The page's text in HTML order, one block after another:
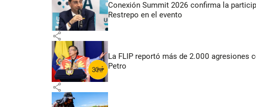
Conexión Summit 2026 confirma la
Restrepo en el evento
share
La FLIP reportó más de 2.000 agresiones
Petro
share